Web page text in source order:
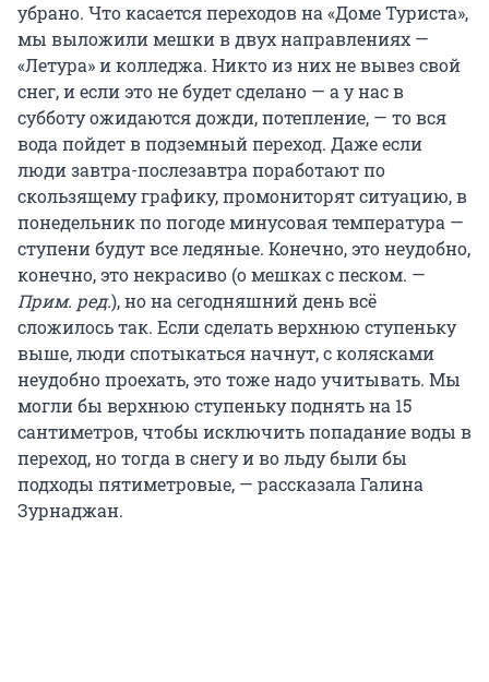
убрано. Что касается переходов на «Доме Туриста»,
мы выложили мешки в двух направлениях —
«Летура» и колледжа. Никто из них не вывез свой
снег, и если это не будет сделано — а у нас в
субботу ожидаются дожди, потепление, — то вся
вода пойдет в подземный переход. Даже если
люди завтра-послезавтра поработают по
скользящему графику, промониторят ситуацию, в
понедельник по погоде минусовая температура —
ступени будут все ледяные. Конечно, это неудобно,
конечно, это некрасиво (о мешках с песком. —
Прим. ред.), но на сегодняшний день всё
сложилось так. Если сделать верхнюю ступеньку
выше, люди спотыкаться начнут, с колясками
неудобно проехать, это тоже надо учитывать. Мы
могли бы верхнюю ступеньку поднять на 15
сантиметров, чтобы исключить попадание воды в
переход, но тогда в снегу и во льду были бы
подходы пятиметровые, — рассказала Галина
Зурнаджан.